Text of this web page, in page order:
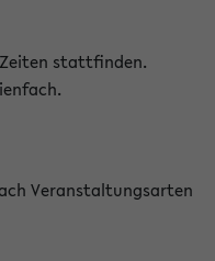
stattfinden.
Veranstaltungsarten